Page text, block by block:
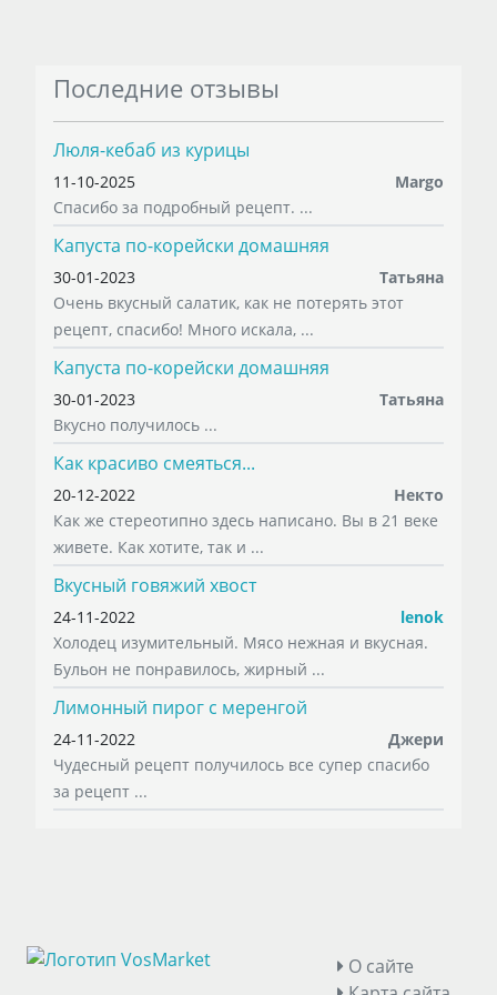
Последние отзывы
Люля-кебаб из курицы
11-10-2025
Margo
Спасибо за подробный рецепт. ...
Капуста по-корейски домашняя
30-01-2023
Татьяна
Очень вкусный салатик, как не потерять этот
рецепт, спасибо! Много искала, ...
Капуста по-корейски домашняя
30-01-2023
Татьяна
Вкусно получилось ...
Как красиво смеяться...
20-12-2022
Некто
Как же стереотипно здесь написано. Вы в 21 веке
живете. Как хотите, так и ...
Вкусный говяжий хвост
24-11-2022
lenok
Холодец изумительный. Мясо нежная и вкусная.
Бульон не понравилось, жирный ...
Лимонный пирог с меренгой
24-11-2022
Джери
Чудесный рецепт получилось все супер спасибо
за рецепт ...
О сайте